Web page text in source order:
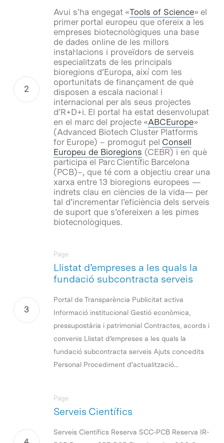
Avui s’ha engegat «Tools of Science» el
primer portal europeu que ofereix a les
empreses biotecnològiques una base
de dades online de les millors
instal·lacions i proveïdors de serveis
especialitzats de les principals
bioregions d’Europa, així com les
oportunitats de finançament de què
disposen a escala nacional i
internacional per als seus projectes
d’R+D+i. El portal ha estat desenvolupat
en el marc del projecte «ABCEurope»
(Advanced Biotech Cluster Platforms
for Europe) – promogut pel Consell
Europeu de Bioregions (CEBR) i en què
participa el Parc Científic Barcelona
(PCB)–, que té com a objectiu crear una
xarxa entre 13 bioregions europees —
indrets clau en ciències de la vida— per
tal d’incrementar l’eficiència dels serveis
de suport que s’ofereixen a les pimes
biotecnològiques.
Llistat d’empreses a les quals la
fundació subcontracta serveis
Page
Portal de Transparència Publicitat activa
Informació institucional Gestió econòmica,
pressupostària i patrimonial Contractes, acords i
convenis Llistat d’empreses a les quals la
fundació subcontracta serveis Ajuts concedits
Personal Procediment d'actualització...
Serveis Científics
Page
Serveis Científics Reserva SCC-PCB Reserva IR-